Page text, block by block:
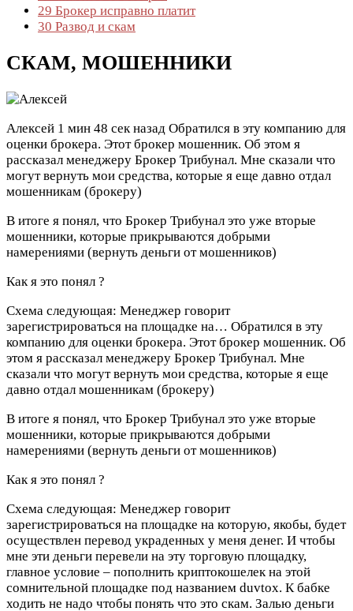
29 Брокер исправно платит
30 Развод и скам
СКАМ, МОШЕННИКИ
Алексей 1 мин 48 сек назад Обратился в эту компанию для
оценки брокера. Этот брокер мошенник. Об этом я
рассказал менеджеру Брокер Трибунал. Мне сказали что
могут вернуть мои средства, которые я еще давно отдал
мошенникам (брокеру)
В итоге я понял, что Брокер Трибунал это уже вторые
мошенники, которые прикрываются добрыми
намерениями (вернуть деньги от мошенников)
Как я это понял ?
Схема следующая: Менеджер говорит
зарегистрироваться на площадке на… Обратился в эту
компанию для оценки брокера. Этот брокер мошенник. Об
этом я рассказал менеджеру Брокер Трибунал. Мне
сказали что могут вернуть мои средства, которые я еще
давно отдал мошенникам (брокеру)
В итоге я понял, что Брокер Трибунал это уже вторые
мошенники, которые прикрываются добрыми
намерениями (вернуть деньги от мошенников)
Как я это понял ?
Схема следующая: Менеджер говорит
зарегистрироваться на площадке на которую, якобы, будет
осуществлен перевод украденных у меня денег. И чтобы
мне эти деньги перевели на эту торговую площадку,
главное условие – пополнить криптокошелек на этой
сомнительной площадке под названием duvtox. К бабке
ходить не надо чтобы понять что это скам. Залью деньги